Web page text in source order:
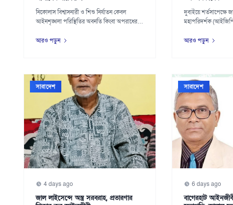
নিকোলাস বিশ্বাসনারী ও শিশু নির্যাতন কেবল
আইনশৃঙ্খলা পরিস্থিতির অবনতি কিংবা অপরাধের
আরও পড়ুন
দুবাইয়ে শর্তসাপেক্ষে
মহাপরিদর্শক
আরও পড়ুন
সারাদেশ
4 days ago
জাল লাইসেন্সে অস্ত্র সরবরাহ, প্রতারণার
সারাদেশ
6 days ago
বাগেরহাট